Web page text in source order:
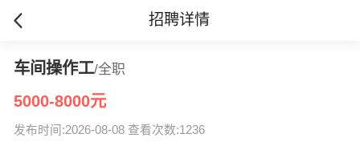
招聘详情
车间操作工/全职
5000-8000元
发布时间:2026-08-08 查看次数:1236